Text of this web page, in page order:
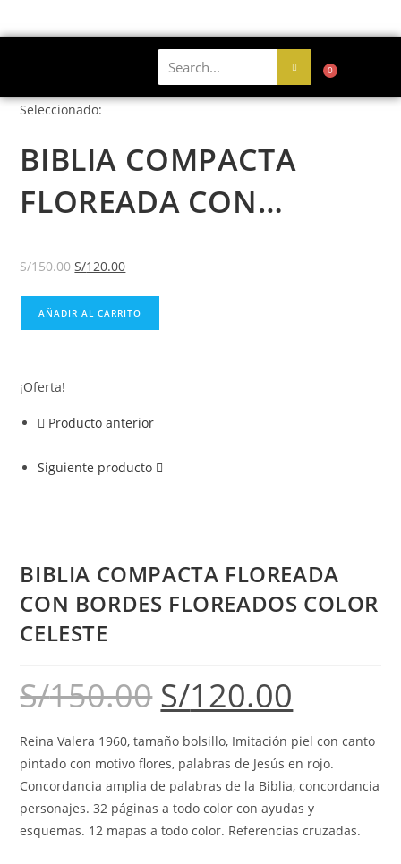
0
Seleccionado:
BIBLIA COMPACTA
FLOREADA CON…
S/150.00 S/120.00
AÑADIR AL CARRITO
¡Oferta!
Producto anterior
Siguiente producto
BIBLIA COMPACTA FLOREADA
CON BORDES FLOREADOS COLOR
CELESTE
S/150.00S/120.00
Reina Valera 1960, tamaño bolsillo, Imitación piel con canto
pintado con motivo flores, palabras de Jesús en rojo.
Concordancia amplia de palabras de la Biblia, concordancia
personajes. 32 páginas a todo color con ayudas y
esquemas. 12 mapas a todo color. Referencias cruzadas.